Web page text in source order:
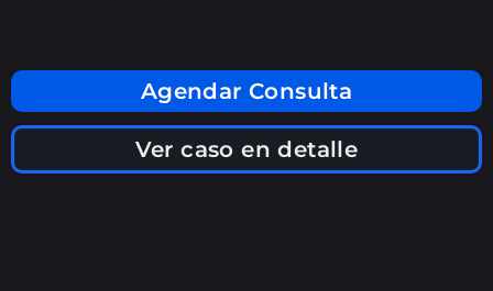
Agendar Consulta
Ver caso en detalle